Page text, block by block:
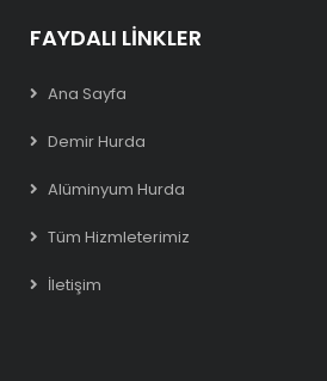
FAYDALI LINKLER
Ana Sayfa
Demir Hurda
Alüminyum Hurda
Tüm Hizmleterimiz
İletişim